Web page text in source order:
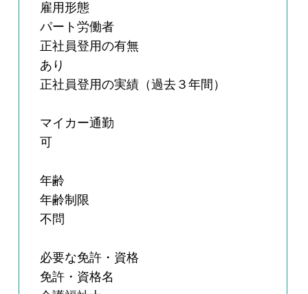
雇用形態
パート労働者
正社員登用の有無
あり
正社員登用の実績（過去３年間）
マイカー通勤
可
年齢
年齢制限
不問
必要な免許・資格
免許・資格名